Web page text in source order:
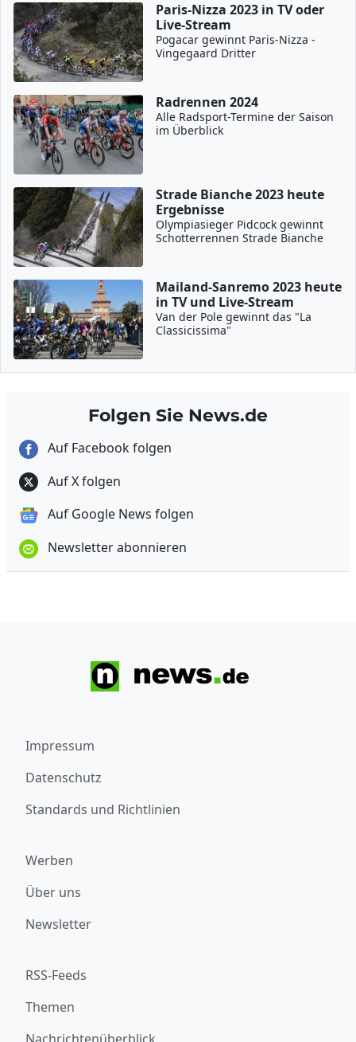
Paris-Nizza 2023 in TV oder
Live-Stream
Pogacar gewinnt Paris-Nizza -
Vingegaard Dritter
Radrennen 2024
Alle Radsport-Termine der Saison
im Überblick
Strade Bianche 2023 heute
Ergebnisse
Olympiasieger Pidcock gewinnt
Schotterrennen Strade Bianche
Mailand-Sanremo 2023 heute
in TV und Live-Stream
Van der Pole gewinnt das "La
Classicissima"
Folgen Sie News.de
Auf Facebook folgen
Auf X folgen
Auf Google News folgen
Newsletter abonnieren
Impressum
Datenschutz
Standards und Richtlinien
Werben
Über uns
Newsletter
RSS-Feeds
Themen